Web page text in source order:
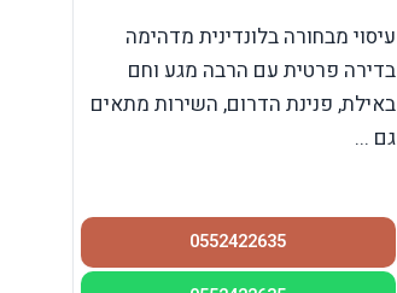
עיסוי מבחורה בלונדינית מדהימה
בדירה פרטית עם הרבה מגע וחם
באילת, פנינת הדרום, השירות מתאים
גם ...
0552422635